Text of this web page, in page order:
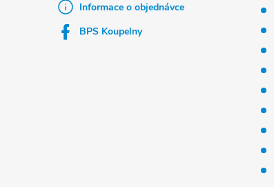
Informace o objednávce
BPS Koupelny